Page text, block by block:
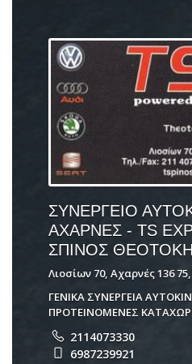
ΣΥΝΕΡΓΕΙΟ
ΑΧΑΡΝΕΣ - TS
ΣΠΙΝΟΣ
Λιοσίων 70, Αχαρνές 136
ΓΕΝΙΚΑ ΣΥΝΕΡΓΕΙΑ
ΠΡΟΤΕΙΝΟΜΕΝΕΣ
2114073330
6987239921